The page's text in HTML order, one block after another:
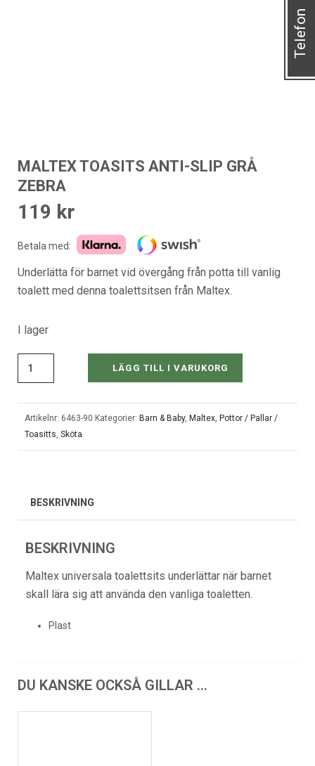
MALTEX TOASITS ANTI-SLIP GRÅ
ZEBRA
119 kr
Betala med:
Underlätta för barnet vid övergång från potta till vanlig
toalett med denna toalettsitsen från Maltex.
I lager
LÄGG TILL I VARUKORG
Artikelnr: 6463-90 Kategorier: Barn & Baby, Maltex Pottor / Pallar /
Toasitts Sköta
BESKRIVNING
BESKRIVNING
Maltex universala toalettsits underlättar när barnet
skall lära sig att använda den vanliga toaletten.
Plast
DU KANSKE OCKSÅ GILLAR …
Telefon